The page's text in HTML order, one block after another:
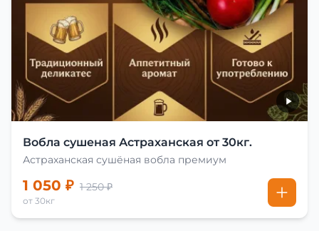
Вобла сушеная Астраханская от 30кг.
Астраханская сушёная вобла премиум
1 050 ₽ 1 250 ₽
от 30кг